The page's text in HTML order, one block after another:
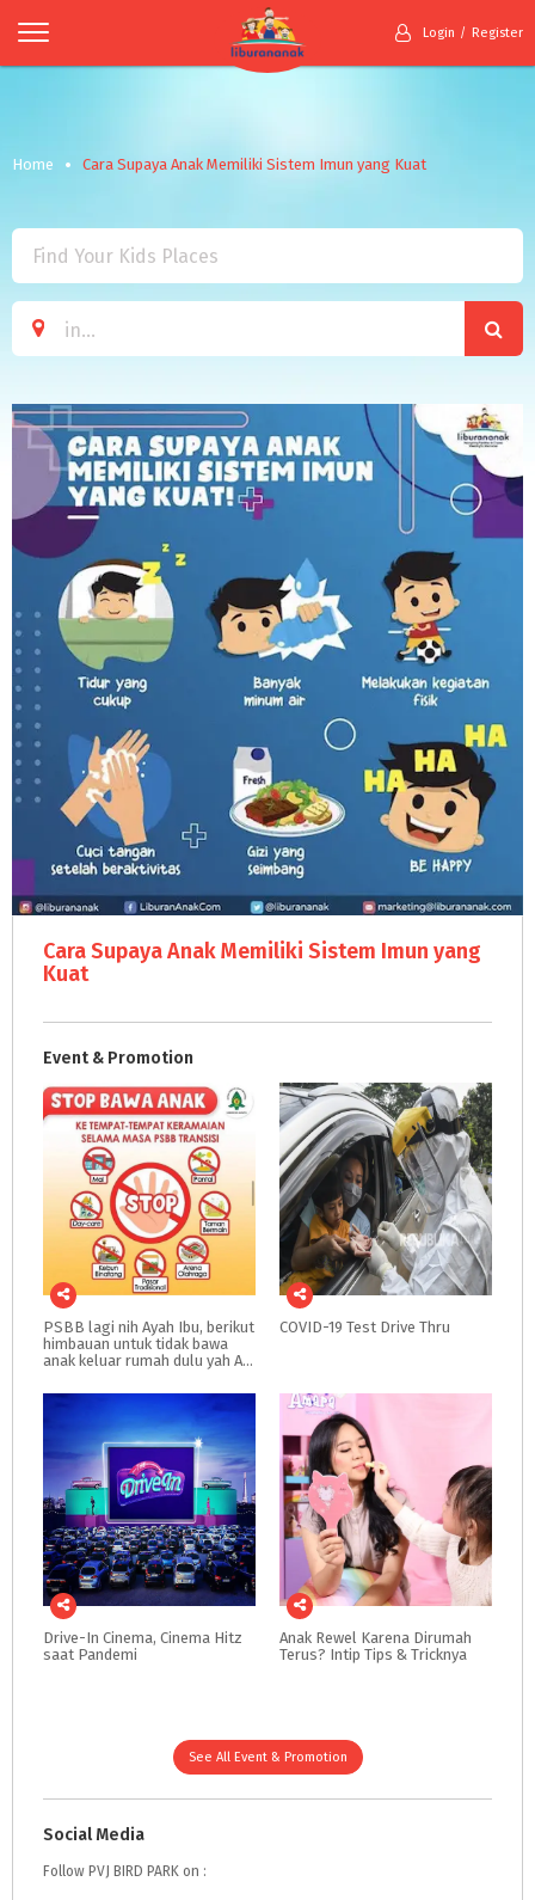
Login Register
Home Cara Supaya Anak Memiliki Sistem Imun yang Kuat
Cara Supaya Anak Memiliki Sistem Imun yang
Kuat
Event & Promotion
PSBB lagi nih Ayah Ibu, berikut
himbauan untuk tidak bawa
anak keluar rumah dulu yah Ayah Ibu
COVID-19 Test Drive Thru
Drive-In Cinema, Cinema Hitz
saat Pandemi
Anak Rewel Karena Dirumah
Terus? Intip Tips & Tricknya
See All Event & Promotion
Social Media
Follow PVJ BIRD PARK on :